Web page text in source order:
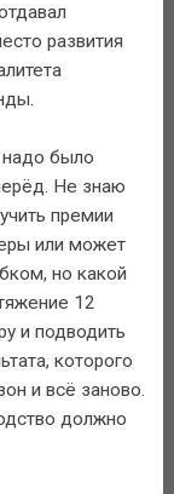
развития
было
Не знаю
премии
или может
но какой
12
и подводить
которого
и всё заново.
должно